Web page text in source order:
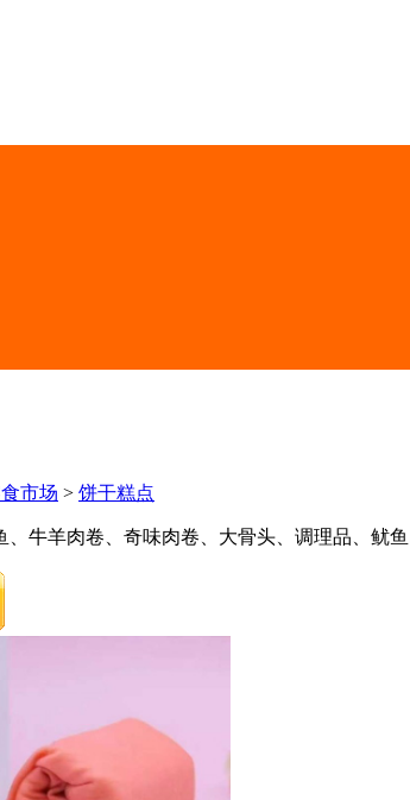
市场 > 饼干糕点
、牛羊肉卷、奇味肉卷、大骨头、调理品、鱿